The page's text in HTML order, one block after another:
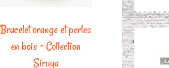
Bracelet orange et perles
en bois – Collection
Siruya